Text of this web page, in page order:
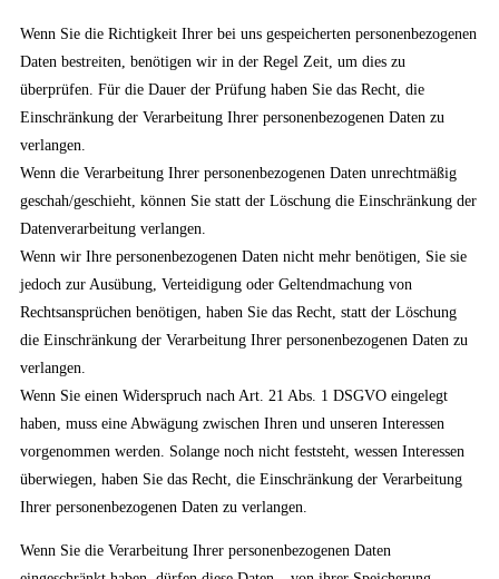
Wenn Sie die Richtigkeit Ihrer bei uns gespeicherten personenbezogenen
Daten bestreiten, benötigen wir in der Regel Zeit, um dies zu
überprüfen. Für die Dauer der Prüfung haben Sie das Recht, die
Einschränkung der Verarbeitung Ihrer personenbezogenen Daten zu
verlangen.
Wenn die Verarbeitung Ihrer personenbezogenen Daten unrechtmäßig
geschah/geschieht, können Sie statt der Löschung die Einschränkung der
Datenverarbeitung verlangen.
Wenn wir Ihre personenbezogenen Daten nicht mehr benötigen, Sie sie
jedoch zur Ausübung, Verteidigung oder Geltendmachung von
Rechtsansprüchen benötigen, haben Sie das Recht, statt der Löschung
die Einschränkung der Verarbeitung Ihrer personenbezogenen Daten zu
verlangen.
Wenn Sie einen Widerspruch nach Art. 21 Abs. 1 DSGVO eingelegt
haben, muss eine Abwägung zwischen Ihren und unseren Interessen
vorgenommen werden. Solange noch nicht feststeht, wessen Interessen
überwiegen, haben Sie das Recht, die Einschränkung der Verarbeitung
Ihrer personenbezogenen Daten zu verlangen.
Wenn Sie die Verarbeitung Ihrer personenbezogenen Daten